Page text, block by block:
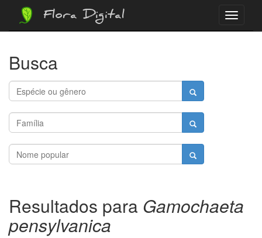
Menu
Flora Digital
Busca
Resultados para Gamochaeta
pensylvanica